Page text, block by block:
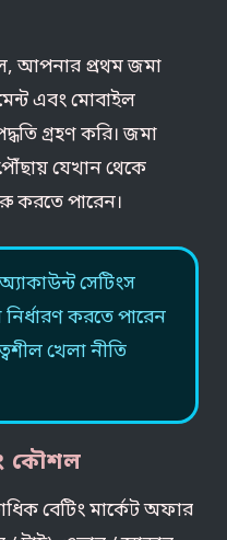
আপনার প্রথম জমা
এবং মোবাইল
গ্রহণ করি। জমা
যেখান থেকে
করতে পারেন।
সেটিংস
করতে পারেন
খেলা নীতি
কৌশল
বেটিং মার্কেট অফার